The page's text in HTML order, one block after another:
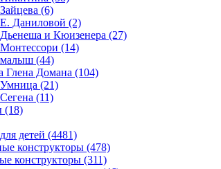
(6)
Даниловой (2)
и Кюизенера (27)
(14)
малыш (44)
Глена Домана (104)
(21)
(11)
(18)
детей (4481)
конструкторы (478)
конструкторы (311)